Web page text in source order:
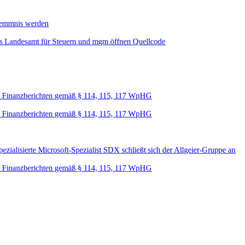
werden
für Steuern und mgm öffnen Quellcode
gemäß § 114, 115, 117 WpHG
gemäß § 114, 115, 117 WpHG
Microsoft-Spezialist SDX schließt sich der Allgeier-Gruppe an
gemäß § 114, 115, 117 WpHG